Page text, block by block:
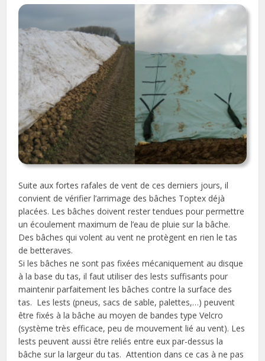
Suite aux fortes rafales de vent de ces derniers jours, il
convient de vérifier l’arrimage des bâches Toptex déjà
placées. Les bâches doivent rester tendues pour permettre
un écoulement maximum de l’eau de pluie sur la bâche.
Des bâches qui volent au vent ne protègent en rien le tas
de betteraves.
Si les bâches ne sont pas fixées mécaniquement au disque
à la base du tas, il faut utiliser des lests suffisants pour
maintenir parfaitement les bâches contre la surface des
tas. Les lests (pneus, sacs de sable, palettes,…) peuvent
être fixés à la bâche au moyen de bandes type Velcro
(système très efficace, peu de mouvement lié au vent). Les
lests peuvent aussi être reliés entre eux par-dessus la
bâche sur la largeur du tas. Attention dans ce cas à ne pas